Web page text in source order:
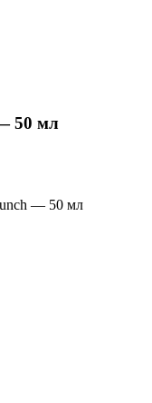
50 мл
— 50 мл